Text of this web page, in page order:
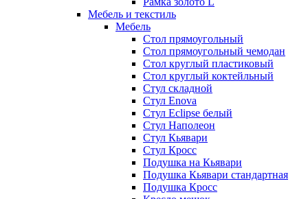
Мебель и текстиль
Мебель
Стол прямоугольный
Стол прямоугольный чемодан
Стол круглый пластиковый
Стол круглый коктейльный
Стул складной
Стул Enova
Стул Eclipse белый
Стул Наполеон
Стул Кьявари
Стул Кросс
Подушка на Кьявари
Подушка Кьявари стандартная
Подушка Кросс